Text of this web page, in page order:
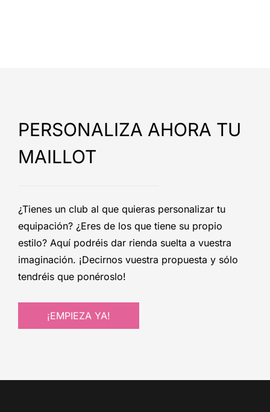
PERSONALIZA AHORA TU
MAILLOT
¿Tienes un club al que quieras personalizar tu
equipación? ¿Eres de los que tiene su propio
estilo? Aquí podréis dar rienda suelta a vuestra
imaginación. ¡Decirnos vuestra propuesta y sólo
tendréis que ponéroslo!
¡EMPIEZA YA!